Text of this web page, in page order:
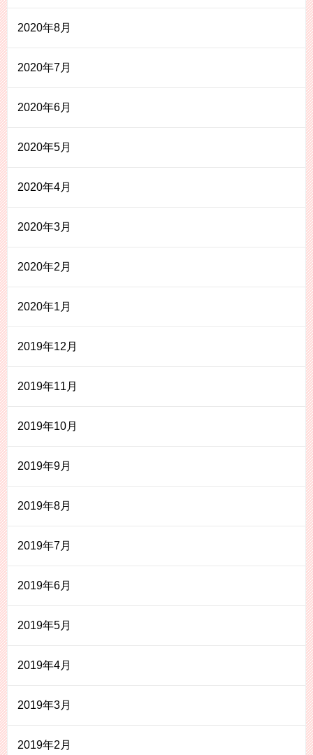
2020年8月
2020年7月
2020年6月
2020年5月
2020年4月
2020年3月
2020年2月
2020年1月
2019年12月
2019年11月
2019年10月
2019年9月
2019年8月
2019年7月
2019年6月
2019年5月
2019年4月
2019年3月
2019年2月